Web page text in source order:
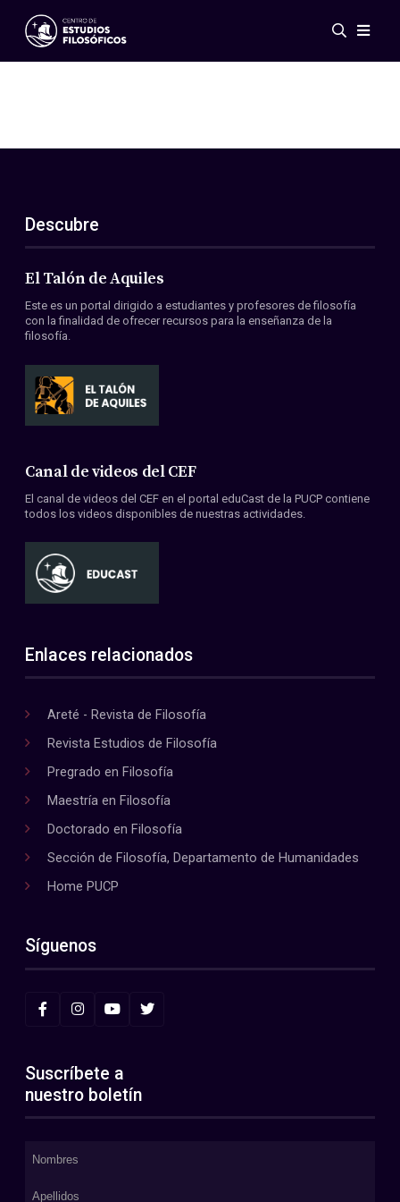
Eventos
ES
EN
Acerca de nosotros
Miembros
Convenios
Descubre
El Talón de Aquiles
Este es un portal dirigido a estudiantes y profesores de filosofía
con la finalidad de ofrecer recursos para la enseñanza de la
filosofía.
Canal de videos del CEF
El canal de videos del CEF en el portal eduCast de la PUCP contiene
todos los videos disponibles de nuestras actividades.
Enlaces relacionados
Areté - Revista de Filosofía
Revista Estudios de Filosofía
Pregrado en Filosofía
Maestría en Filosofía
Doctorado en Filosofía
Sección de Filosofía, Departamento de Humanidades
Home PUCP
Síguenos
Suscríbete a
nuestro boletín